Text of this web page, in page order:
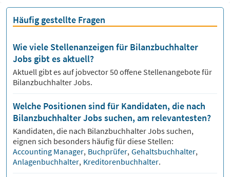
Häufig gestellte Fragen
Wie viele Stellenanzeigen für Bilanzbuchhalter
Jobs gibt es aktuell?
Aktuell gibt es auf jobvector50offene Stellenangebote für
Bilanzbuchhalter Jobs.
Welche Positionen sind für Kandidaten, die nach
Bilanzbuchhalter Jobs suchen, am relevantesten?
Kandidaten, die nach BilanzbuchhalterJobs suchen,
eignen sich besonders häufig für diese Stellen:
Accounting Manager, Buchprüfer, Gehaltsbuchhalter,
Anlagenbuchhalter, Kreditorenbuchhalter.